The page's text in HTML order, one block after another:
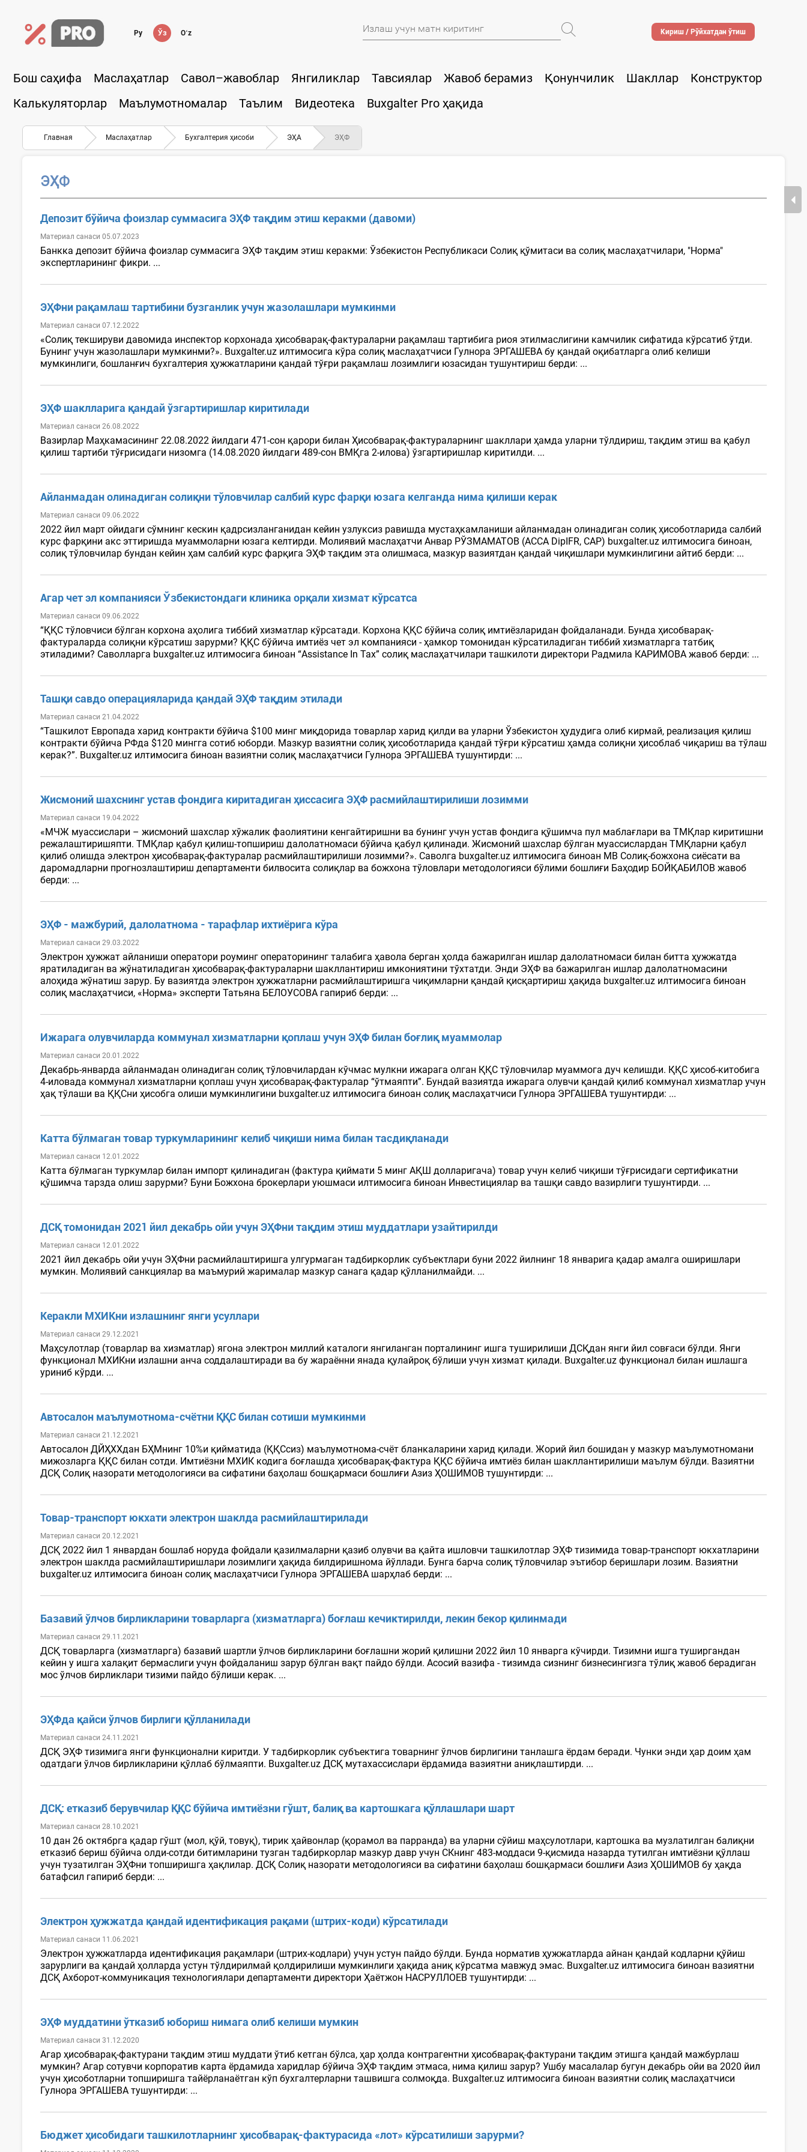
Ру Ўз Oʻz Кириш / Рўйхатдан ўтиш
Бош саҳифа Маслаҳатлар Савол–жавоблар Янгиликлар Тавсиялар Жавоб берамиз Қонунчилик Шакллар
Конструктор
Калькуляторлар
Маълумотномалар Таълим Видеотека Buxgalter Pro ҳақида
Главная Маслаҳатлар Бухгалтерия ҳисоби ЭҲА ЭҲФ
ЭҲФ
Депозит бўйича фоизлар суммасига ЭҲФ тақдим этиш керакми (давоми)
Материал санаси 05.07.2023
Банкка депозит бўйича фоизлар суммасига ЭҲФ тақдим этиш керакми: Ўзбекистон Республикаси Солиқ қўмитаси ва солиқ маслаҳатчилари, "Норма"
экспертларининг фикри. ...
ЭҲФни рақамлаш тартибини бузганлик учун жазолашлари мумкинми
Материал санаси 07.12.2022
«Солиқ текшируви давомида инспектор корхонада ҳисобварақ-фактураларни рақамлаш тартибига риоя этилмаслигини камчилик сифатида кўрсатиб ўтди.
Бунинг учун жазолашлари мумкинми?». Вuxgalter.uz илтимосига кўра солиқ маслаҳатчиси Гулнора ЭРГАШЕВА бу қандай оқибатларга олиб келиши
мумкинлиги, бошланғич бухгалтерия ҳужжатларини қандай тўғри рақамлаш лозимлиги юзасидан тушунтириш берди: ...
ЭҲФ шаклларига қандай ўзгартиришлар киритилади
Материал санаси 26.08.2022
Вазирлар Маҳкамасининг 22.08.2022 йилдаги 471-сон қарори билан Ҳисобварақ-фактураларнинг шакллари ҳамда уларни тўлдириш, тақдим этиш ва қабул
қилиш тартиби тўғрисидаги низомга (14.08.2020 йилдаги 489-сон ВМҚга 2-илова) ўзгартиришлар киритилди. ...
Айланмадан олинадиган солиқни тўловчилар салбий курс фарқи юзага келганда нима қилиши керак
Материал санаси 09.06.2022
2022 йил март ойидаги сўмнинг кескин қадрсизланганидан кейин узлуксиз равишда мустаҳкамланиши айланмадан олинадиган солиқ ҳисоботларида салбий
курс фарқини акс эттиришда муаммоларни юзага келтирди. Молиявий маслаҳатчи Анвар РЎЗМАМАТОВ (ACCA DipIFR, CAP) buxgalter.uz илтимосига биноан,
солиқ тўловчилар бундан кейин ҳам салбий курс фарқига ЭҲФ тақдим эта олишмаса, мазкур вазиятдан қандай чиқишлари мумкинлигини айтиб берди: ...
Агар чет эл компанияси Ўзбекистондаги клиника орқали хизмат кўрсатса
Материал санаси 09.06.2022
“ҚҚС тўловчиси бўлган корхона аҳолига тиббий хизматлар кўрсатади. Корхона ҚҚС бўйича солиқ имтиёзларидан фойдаланади. Бунда ҳисобварақ-
фактураларда солиқни кўрсатиш зарурми? ҚҚС бўйича имтиёз чет эл компанияси - ҳамкор томонидан кўрсатиладиган тиббий хизматларга татбиқ
этиладими? Саволларга buxgalter.uz илтимосига биноан “Assistance In Tax” солиқ маслаҳатчилари ташкилоти директори Радмила КАРИМОВА жавоб берди: ...
Ташқи савдо операцияларида қандай ЭҲФ тақдим этилади
Материал санаси 21.04.2022
“Ташкилот Европада харид контракти бўйича $100 минг миқдорида товарлар харид қилди ва уларни Ўзбекистон ҳудудига олиб кирмай, реализация қилиш
контракти бўйича РФда $120 мингга сотиб юборди. Мазкур вазиятни солиқ ҳисоботларида қандай тўғри кўрсатиш ҳамда солиқни ҳисоблаб чиқариш ва тўлаш
керак?”. Buxgalter.uz илтимосига биноан вазиятни солиқ маслаҳатчиси Гулнора ЭРГАШЕВА тушунтирди: ...
Жисмоний шахснинг устав фондига киритадиган ҳиссасига ЭҲФ расмийлаштирилиши лозимми
Материал санаси 19.04.2022
«МЧЖ муассислари – жисмоний шахслар хўжалик фаолиятини кенгайтиришни ва бунинг учун устав фондига қўшимча пул маблағлари ва ТМҚлар киритишни
режалаштиришяпти. ТМҚлар қабул қилиш-топшириш далолатномаси бўйича қабул қилинади. Жисмоний шахслар бўлган муассислардан ТМҚларни қабул
қилиб олишда электрон ҳисобварақ-фактуралар расмийлаштирилиши лозимми?». Саволга buxgalter.uz илтимосига биноан МВ Солиқ-божхона сиёсати ва
даромадларни прогнозлаштириш департаменти билвосита солиқлар ва божхона тўловлари методологияси бўлими бошлиғи Баҳодир БОЙҚАБИЛОВ жавоб
берди: ...
ЭҲФ - мажбурий, далолатнома - тарафлар ихтиёрига кўра
Материал санаси 29.03.2022
Электрон ҳужжат айланиши оператори роуминг операторининг талабига ҳавола берган ҳолда бажарилган ишлар далолатномаси билан битта ҳужжатда
яратиладиган ва жўнатиладиган ҳисобварақ-фактураларни шакллантириш имкониятини тўхтатди. Энди ЭҲФ ва бажарилган ишлар далолатномасини
алоҳида жўнатиш зарур. Бу вазиятда электрон ҳужжатларни расмийлаштиришга чиқимларни қандай қисқартириш ҳақида buxgalter.uz илтимосига биноан
солиқ маслаҳатчиси, «Норма» эксперти Татьяна БЕЛОУСОВА гапириб берди: ...
Ижарага олувчиларда коммунал хизматларни қоплаш учун ЭҲФ билан боғлиқ муаммолар
Материал санаси 20.01.2022
Декабрь-январда айланмадан олинадиган солиқ тўловчилардан кўчмас мулкни ижарага олган ҚҚС тўловчилар муаммога дуч келишди. ҚҚС ҳисоб-китобига
4-иловада коммунал хизматларни қоплаш учун ҳисобварақ-фактуралар “ўтмаяпти”. Бундай вазиятда ижарага олувчи қандай қилиб коммунал хизматлар учун
ҳақ тўлаши ва ҚҚСни ҳисобга олиши мумкинлигини buxgalter.uz илтимосига биноан солиқ маслаҳатчиси Гулнора ЭРГАШЕВА тушунтирди: ...
Катта бўлмаган товар туркумларининг келиб чиқиши нима билан тасдиқланади
Материал санаси 12.01.2022
Катта бўлмаган туркумлар билан импорт қилинадиган (фактура қиймати 5 минг АҚШ долларигача) товар учун келиб чиқиши тўғрисидаги сертификатни
қўшимча тарзда олиш зарурми? Буни Божхона брокерлари уюшмаси илтимосига биноан Инвестициялар ва ташқи савдо вазирлиги тушунтирди. ...
ДСҚ томонидан 2021 йил декабрь ойи учун ЭҲФни тақдим этиш муддатлари узайтирилди
Материал санаси 12.01.2022
2021 йил декабрь ойи учун ЭҲФни расмийлаштиришга улгурмаган тадбиркорлик субъектлари буни 2022 йилнинг 18 январига қадар амалга оширишлари
мумкин. Молиявий санкциялар ва маъмурий жарималар мазкур санага қадар қўлланилмайди. ...
Керакли МХИКни излашнинг янги усуллари
Материал санаси 29.12.2021
Маҳсулотлар (товарлар ва хизматлар) ягона электрон миллий каталоги янгиланган порталининг ишга туширилиши ДСҚдан янги йил совғаси бўлди. Янги
функционал МХИКни излашни анча соддалаштиради ва бу жараённи янада қулайроқ бўлиши учун хизмат қилади. Buxgalter.uz функционал билан ишлашга
уриниб кўрди. ...
Автосалон маълумотнома-счётни ҚҚС билан сотиши мумкинми
Материал санаси 21.12.2021
Автосалон ДЙҲХХдан БҲМнинг 10%и қийматида (ҚҚСсиз) маълумотнома-счёт бланкаларини харид қилади. Жорий йил бошидан у мазкур маълумотномани
мижозларга ҚҚС билан сотди. Имтиёзни МХИК кодига боғлашда ҳисобварақ-фактура ҚҚС бўйича имтиёз билан шакллантирилиши маълум бўлди. Вазиятни
ДСҚ Солиқ назорати методологияси ва сифатини баҳолаш бошқармаси бошлиғи Азиз ҲОШИМОВ тушунтирди: ...
Товар-транспорт юкхати электрон шаклда расмийлаштирилади
Материал санаси 20.12.2021
ДСҚ 2022 йил 1 январдан бошлаб норуда фойдали қазилмаларни қазиб олувчи ва қайта ишловчи ташкилотлар ЭҲФ тизимида товар-транспорт юкхатларини
электрон шаклда расмийлаштиришлари лозимлиги ҳақида билдиришнома йўллади. Бунга барча солиқ тўловчилар эътибор беришлари лозим. Вазиятни
buxgalter.uz илтимосига биноан солиқ маслаҳатчиси Гулнора ЭРГАШЕВА шарҳлаб берди: ...
Базавий ўлчов бирликларини товарларга (хизматларга) боғлаш кечиктирилди, лекин бекор қилинмади
Материал санаси 29.11.2021
ДСҚ товарларга (хизматларга) базавий шартли ўлчов бирликларини боғлашни жорий қилишни 2022 йил 10 январга кўчирди. Тизимни ишга туширгандан
кейин у ишга халақит бермаслиги учун фойдаланиш зарур бўлган вақт пайдо бўлди. Асосий вазифа - тизимда сизнинг бизнесингизга тўлиқ жавоб берадиган
мос ўлчов бирликлари тизими пайдо бўлиши керак. ...
ЭҲФда қайси ўлчов бирлиги қўлланилади
Материал санаси 24.11.2021
ДСҚ ЭҲФ тизимига янги функционални киритди. У тадбиркорлик субъектига товарнинг ўлчов бирлигини танлашга ёрдам беради. Чунки энди ҳар доим ҳам
одатдаги ўлчов бирликларини қўллаб бўлмаяпти. Buxgalter.uz ДСҚ мутахассислари ёрдамида вазиятни аниқлаштирди. ...
ДСҚ: етказиб берувчилар ҚҚС бўйича имтиёзни гўшт, балиқ ва картошкага қўллашлари шарт
Материал санаси 28.10.2021
10 дан 26 октябрга қадар гўшт (мол, қўй, товуқ), тирик ҳайвонлар (қорамол ва парранда) ва уларни сўйиш маҳсулотлари, картошка ва музлатилган балиқни
етказиб бериш бўйича олди-сотди битимларини тузган тадбиркорлар мазкур давр учун СКнинг 483-моддаси 9-қисмида назарда тутилган имтиёзни қўллаш
учун тузатилган ЭҲФни топширишга ҳақлилар. ДСҚ Солиқ назорати методологияси ва сифатини баҳолаш бошқармаси бошлиғи Азиз ҲОШИМОВ бу ҳақда
батафсил гапириб берди: ...
Электрон ҳужжатда қандай идентификация рақами (штрих-коди) кўрсатилади
Материал санаси 11.06.2021
Электрон ҳужжатларда идентификация рақамлари (штрих-кодлари) учун устун пайдо бўлди. Бунда норматив ҳужжатларда айнан қандай кодларни қўйиш
зарурлиги ва қандай ҳолларда устун тўлдирилмай қолдирилиши мумкинлиги ҳақида аниқ кўрсатма мавжуд эмас. Buxgalter.uz илтимосига биноан вазиятни
ДСҚ Ахборот-коммуникация технологиялари департаменти директори Ҳаётжон НАСРУЛЛОЕВ тушунтирди: ...
ЭҲФ муддатини ўтказиб юбориш нимага олиб келиши мумкин
Материал санаси 31.12.2020
Агар ҳисобварақ-фактурани тақдим этиш муддати ўтиб кетган бўлса, ҳар ҳолда контрагентни ҳисобварақ-фактурани тақдим этишга қандай мажбурлаш
мумкин? Агар сотувчи корпоратив карта ёрдамида харидлар бўйича ЭҲФ тақдим этмаса, нима қилиш зарур? Ушбу масалалар бугун декабрь ойи ва 2020 йил
учун ҳисоботларни топширишга тайёрланаётган кўп бухгалтерларни ташвишга солмоқда. Buxgalter.uz илтимосига биноан вазиятни солиқ маслаҳатчиси
Гулнора ЭРГАШЕВА тушунтирди: ...
Бюджет ҳисобидаги ташкилотларнинг ҳисобварақ-фактурасида «лот» кўрсатилиши зарурми?